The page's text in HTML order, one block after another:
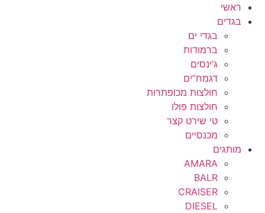
ראשי
בגדים
בגדי ים
ברמודות
ג’ינסים
דגמח”ים
חולצות מכופתרות
חולצות פולו
טי שירט קצר
מכנסיים
מותגים
AMARA
BALR
CRAISER
DIESEL